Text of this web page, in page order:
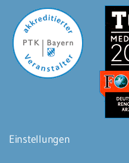
Einstellungen